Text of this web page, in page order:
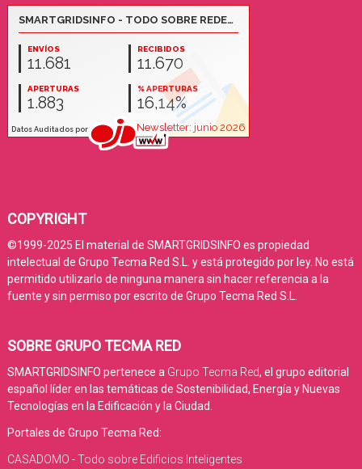
COPYRIGHT
©1999-2025 El material de SMARTGRIDSINFO es propiedad
intelectual de Grupo Tecma Red S.L. y está protegido por ley. No está
permitido utilizarlo de ninguna manera sin hacer referencia a la
fuente y sin permiso por escrito de Grupo Tecma Red S.L.
SOBRE GRUPO TECMA RED
SMARTGRIDSINFO pertenece a Grupo Tecma Red, el grupo editorial
español líder en las temáticas de Sostenibilidad, Energía y Nuevas
Tecnologías en la Edificación y la Ciudad.
Portales de Grupo Tecma Red:
CASADOMO - Todo sobre Edificios Inteligentes